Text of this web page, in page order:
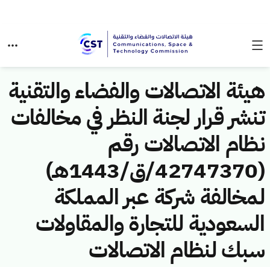
هيئة الاتصالات والفضاء والتقنية
تنشر قرار لجنة النظر في مخالفات
نظام الاتصالات رقم
(42747370/ق/1443هـ)
لمخالفة شركة عبر المملكة
السعودية للتجارة والمقاولات
سبك لنظام الاتصالات